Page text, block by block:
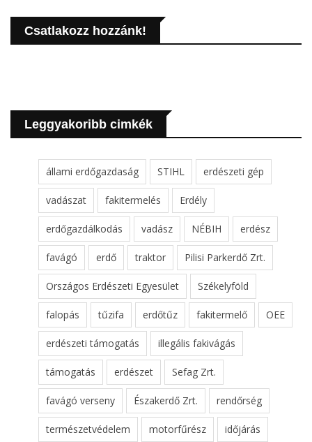
Csatlakozz hozzánk!
Leggyakoribb cimkék
állami erdőgazdaság STIHL erdészeti gép
vadászat fakitermelés Erdély
erdőgazdálkodás vadász NÉBIH erdész
favágó erdő traktor Pilisi Parkerdő Zrt.
Országos Erdészeti Egyesület Székelyföld
falopás tűzifa erdőtűz fakitermelő OEE
erdészeti támogatás illegális fakivágás
támogatás erdészet Sefag Zrt.
favágó verseny Északerdő Zrt. rendőrség
természetvédelem motorfűrész időjárás